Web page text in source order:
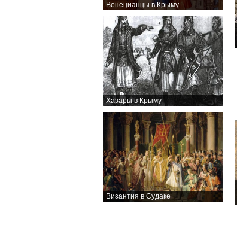
Венецианцы в Крыму
Хазары в Крыму
Византия в Судаке